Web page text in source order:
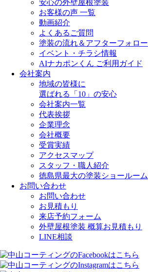
安心の外壁屋根塗装
お客様の声 一覧
動画紹介
よくあるご質問
塗装の流れ＆アフターフォロー
イベント・チラシ情報
AIナカポンくん ご利用ガイド
会社案内
地域の皆様に
選ばれる「10」の安心
会社案内一覧
代表挨拶
企業理念
会社概要
受賞実績
アクセスマップ
スタッフ・職人紹介
徳島県最大の塗装ショールーム
お問い合わせ
お問い合わせ
お見積もり
来店予約フォーム
外壁屋根塗装 概算お見積もり
LINE相談